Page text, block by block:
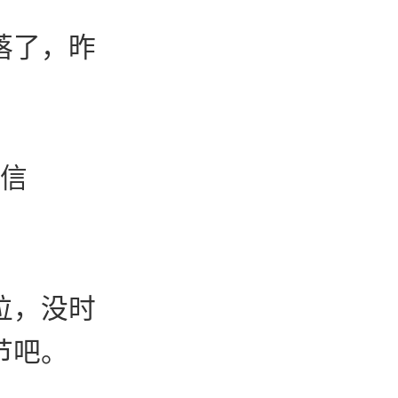
了，昨
，没时
。